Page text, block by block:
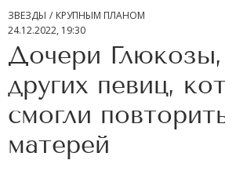
ЗВЕЗДЫ
КРУПНЫМ ПЛАНОМ
24.12.2022, 19:30
Дочери
других певиц,
смогли
матерей